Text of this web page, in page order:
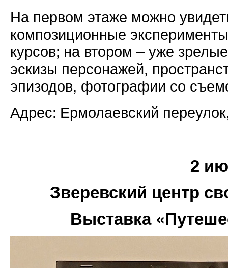
На первом этаже можно
композиционные
курсов; на втором – уже
эскизы персонажей,
эпизодов, фотографии со
Адрес: Ермолаевский
2
Зверевский центр
Выставка